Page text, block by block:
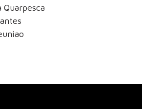
Quarpesca